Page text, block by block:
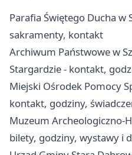
Parafia Świętego Ducha w
sakramenty, kontakt
Archiwum Państwowe w
Stargardzie - kontakt,
Miejski Ośrodek Pomocy
kontakt, godziny,
Muzeum Archeologiczno-
bilety, godziny, wystawy i